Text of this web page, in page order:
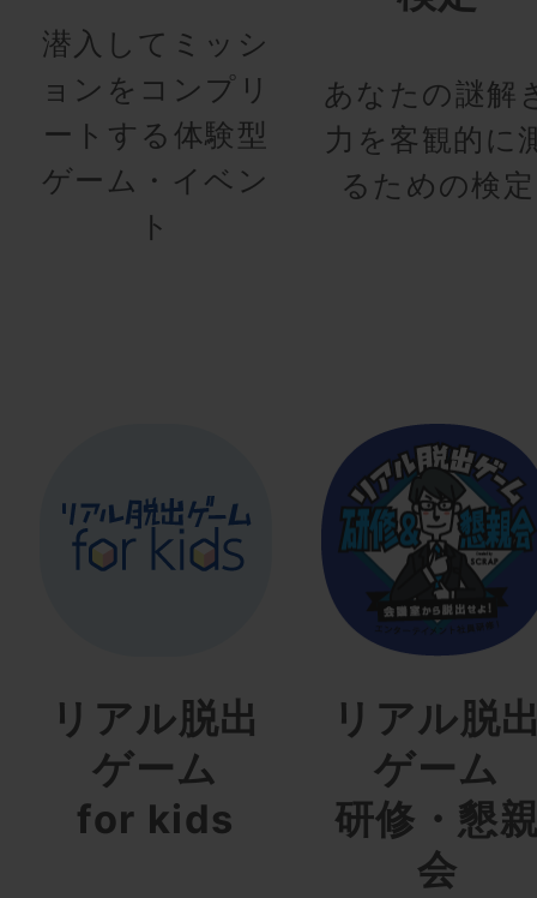
潜入してミッシ
ョンをコンプリ
ートする体験型
ゲーム・イベン
ト
あなたの謎解
力を客観的に
るための検定
リアル脱出
ゲーム
for kids
リアル脱
ゲーム
研修・懇
会